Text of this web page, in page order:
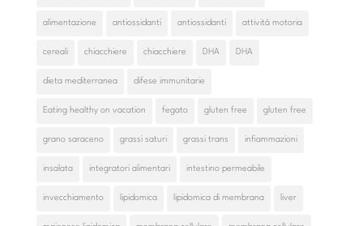
alimentazione antiossidanti antiossidanti attività motoria
cereali chiacchiere chiacchiere DHA DHA
dieta mediterranea difese immunitarie
Eating healthy on vacation fegato gluten free gluten free
grano saraceno grassi saturi grassi trans infiammazioni
insalata integratori alimentari intestino permeabile
invecchiamento lipidomica lipidomica di membrana liver